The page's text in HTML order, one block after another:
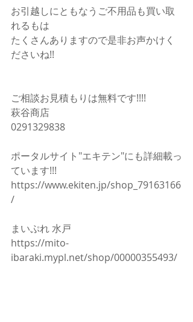
お引越しにともなうご不用品も買い取
れるもは
たくさんありますので是非お声かけく
ださいね!!
ご相談お見積もりは無料です!!!!
萩谷商店
0291329838
ポータルサイト"エキテン"にも詳細載っ
ています!!!
https://www.ekiten.jp/shop_79163166
/
まいぷれ 水戸
https://mito-
ibaraki.mypl.net/shop/00000355493/